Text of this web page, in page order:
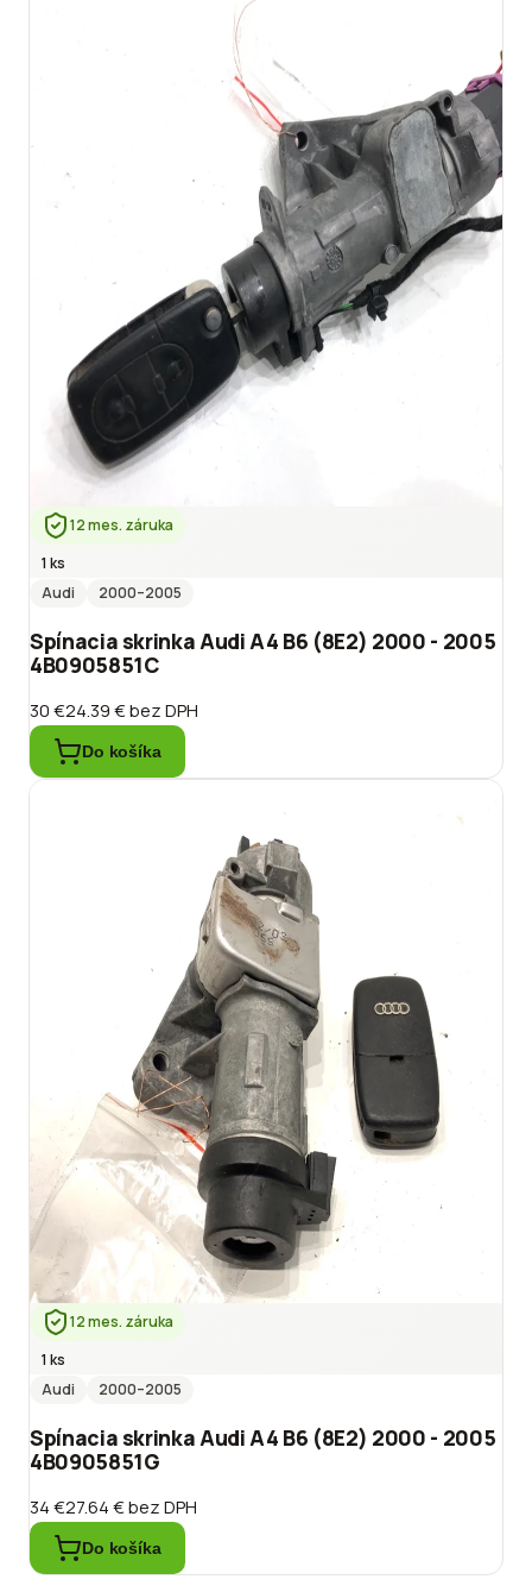
12 mes. záruka
1 ks
Audi
2000–2005
Spínacia skrinka Audi A4 B6 (8E2) 2000 - 2005
4B0905851C
30 €24.39 €bez DPH
Do košíka
12 mes. záruka
1 ks
Audi
2000–2005
Spínacia skrinka Audi A4 B6 (8E2) 2000 - 2005
4B0905851G
34 €27.64 €bez DPH
Do košíka